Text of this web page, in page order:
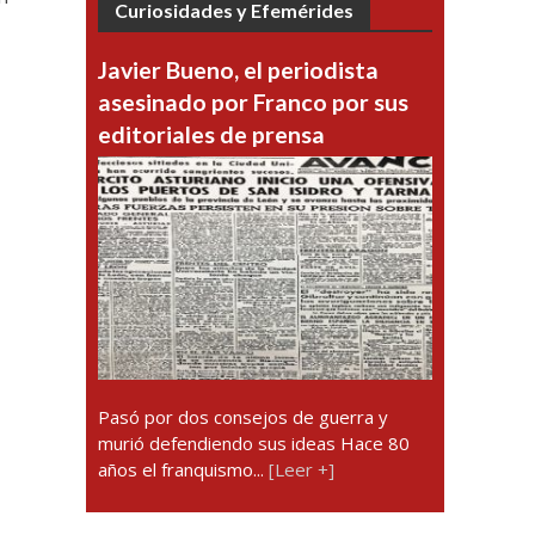
Curiosidades y Efemérides
Javier Bueno, el periodista
asesinado por Franco por sus
editoriales de prensa
Pasó por dos consejos de guerra y
murió defendiendo sus ideas Hace 80
años el franquismo...[Leer +]